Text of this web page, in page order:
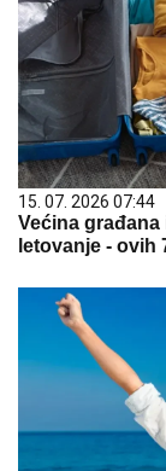
15. 07. 2026 07:44
Većina
letovanje -